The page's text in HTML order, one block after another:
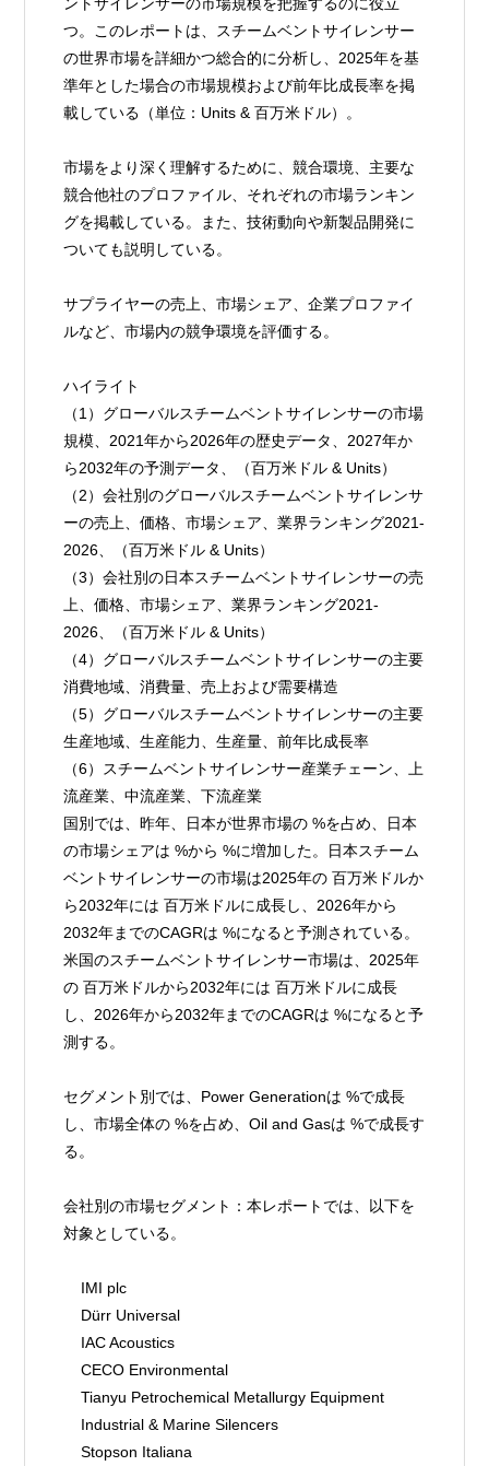
つ。このレポートは、スチームベントサイレンサー
の世界市場を詳細かつ総合的に分析し、2025年を基
準年とした場合の市場規模および前年比成長率を掲
載している（単位：Units & 百万米ドル）。
市場をより深く理解するために、競合環境、主要な
競合他社のプロファイル、それぞれの市場ランキン
グを掲載している。また、技術動向や新製品開発に
ついても説明している。
サプライヤーの売上、市場シェア、企業プロファイ
ルなど、市場内の競争環境を評価する。
ハイライト
（1）グローバルスチームベントサイレンサーの市場
規模、2021年から2026年の歴史データ、2027年か
ら2032年の予測データ、（百万米ドル & Units）
（2）会社別のグローバルスチームベントサイレンサ
ーの売上、価格、市場シェア、業界ランキング2021-
2026、（百万米ドル & Units）
（3）会社別の日本スチームベントサイレンサーの売
上、価格、市場シェア、業界ランキング2021-
2026、（百万米ドル & Units）
（4）グローバルスチームベントサイレンサーの主要
消費地域、消費量、売上および需要構造
（5）グローバルスチームベントサイレンサーの主要
生産地域、生産能力、生産量、前年比成長率
（6）スチームベントサイレンサー産業チェーン、上
流産業、中流産業、下流産業
国別では、昨年、日本が世界市場の %を占め、日本
の市場シェアは %から %に増加した。日本スチーム
ベントサイレンサーの市場は2025年の 百万米ドルか
ら2032年には 百万米ドルに成長し、2026年から
2032年までのCAGRは %になると予測されている。
米国のスチームベントサイレンサー市場は、2025年
の 百万米ドルから2032年には 百万米ドルに成長
し、2026年から2032年までのCAGRは %になると予
測する。
セグメント別では、Power Generationは %で成長
し、市場全体の %を占め、Oil and Gasは %で成長す
る。
会社別の市場セグメント：本レポートでは、以下を
対象としている。
    IMI plc
    Dürr Universal
    IAC Acoustics
    CECO Environmental
    Tianyu Petrochemical Metallurgy Equipment
    Industrial & Marine Silencers
    Stopson Italiana